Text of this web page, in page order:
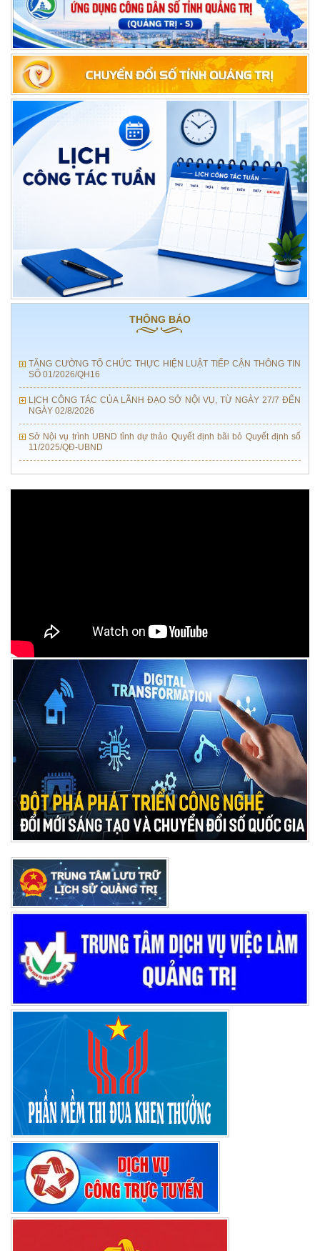
THÔNG BÁO
LỊCH CÔNG TÁC CỦA LÃNH ĐẠO SỞ NỘI VỤ, TỪ NGÀY 10/8 ĐẾN
NGÀY 16/8/2026
LỊCH CÔNG TÁC CỦA LÃNH ĐẠO SỞ NỘI VỤ, TỪ NGÀY 03/8 ĐẾN
SỐ 01/2026/QH16
LỊCH CÔNG TÁC CỦA LÃNH ĐẠO SỞ NỘI VỤ, TỪ NGÀY 27/7 ĐẾN
NGÀY 02/8/2026
Sở Nội vụ trình UBND tỉnh dự thảo Quyết định bãi bỏ Quyết định số
11/2025/QĐ-UBND